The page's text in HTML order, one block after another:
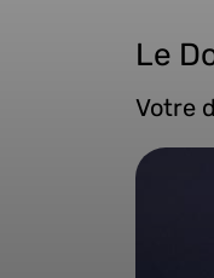
Le
Votre